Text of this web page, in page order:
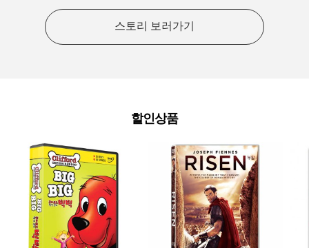
스토리 보러가기
할인상품